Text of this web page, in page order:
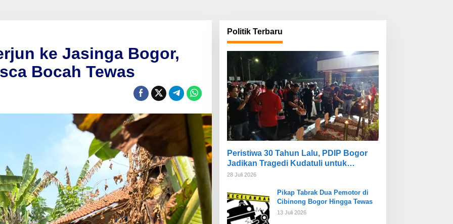
ke Jasinga Bogor,
Bocah Tewas
Politik Terbaru
Peristiwa 30 Tahun Lalu, PDIP Bogor
Jadikan Tragedi Kudatuli untuk
Memperkuat Persatuan
28 Juli 2026
Pikap Tabrak Dua Pemotor di
Cibinong Bogor Hingga Tewas
13 Juli 2026